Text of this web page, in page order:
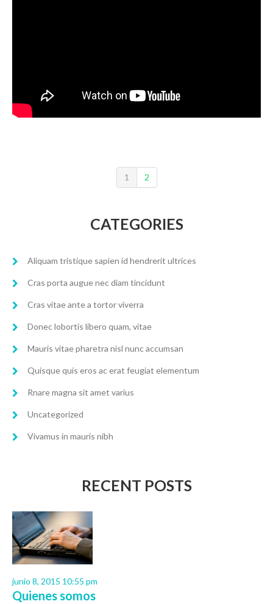
1 2
CATEGORIES
Aliquam tristique sapien id hendrerit ultrices
Cras porta augue nec diam tincidunt
Cras vitae ante a tortor viverra
Donec lobortis libero quam, vitae
Mauris vitae pharetra nisl nunc accumsan
Quisque quis eros ac erat feugiat elementum
Rnare magna sit amet varius
Uncategorized
Vivamus in mauris nibh
RECENT POSTS
junio 8, 2015 10:55 pm
Quienes somos